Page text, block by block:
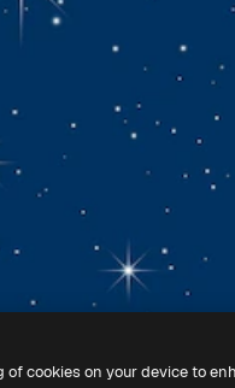
of cookies on your device to